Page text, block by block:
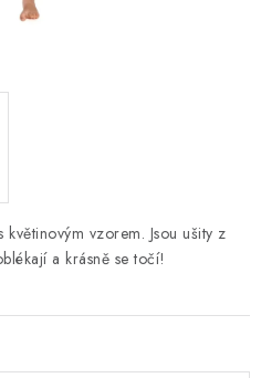
vzorem. Jsou ušity z
a krásně se točí!